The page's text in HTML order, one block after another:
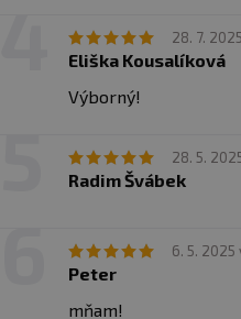
28. 7.
Eliška Kousalíková
Výborný!
28. 5.
Radim Švábek
6. 5. 2025
Peter
mňam!